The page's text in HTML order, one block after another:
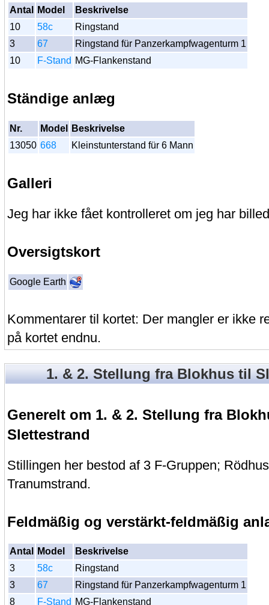
Antal Model
Beskrivelse
10
58c
Ringstand
3
67
Ringstand für Panzerkampfwagenturm 1
10
F-Stand MG-Flankenstand
Ständige anlæg
Nr. Model
Beskrivelse
13050 668 Kleinstunterstand für 6 Mann
Galleri
Jeg har ikke fået kontrolleret om jeg har
Oversigtskort
Google Earth
Kommentarer til kortet: Der mangler er ikke
på kortet endnu.
1. & 2. Stellung fra Blokhus til
Generelt om 1. & 2. Stellung fra
Slettestrand
Stillingen her bestod af 3 F-Gruppen;
Tranumstrand.
Feldmäßig og verstärkt-feldmäßig
Antal Model
Beskrivelse
3
58c
Ringstand
3
67
Ringstand für Panzerkampfwagenturm 1
8
F-Stand MG-Flankenstand